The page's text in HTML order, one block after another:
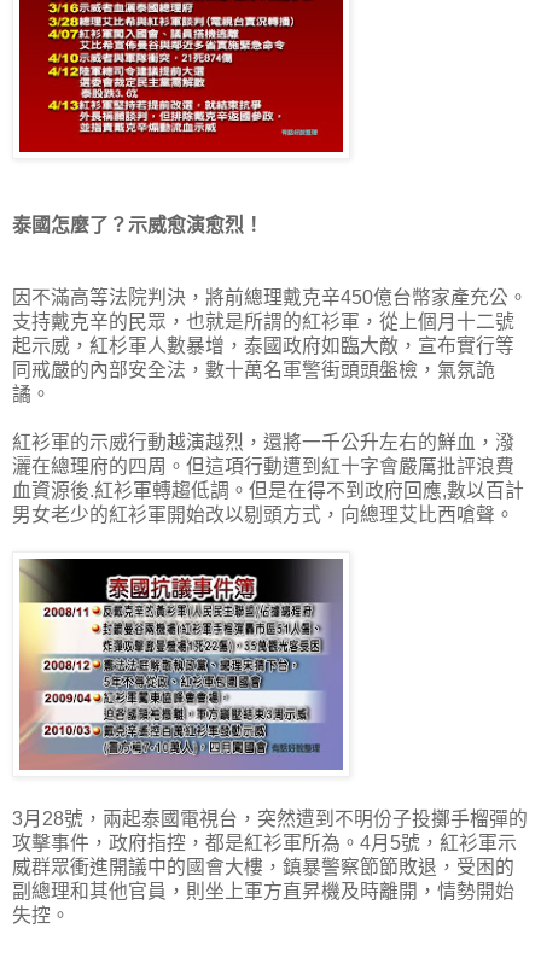
泰國怎麼了？示威愈演愈烈！
因不滿高等法院判決，將前總理戴克辛450億台幣家產充公。
支持戴克辛的民眾，也就是所謂的紅衫軍，從上個月十二號
起示威，紅杉軍人數暴增，泰國政府如臨大敵，宣布實行等
同戒嚴的內部安全法，數十萬名軍警街頭頭盤檢，氣氛詭
譎。
紅衫軍的示威行動越演越烈，還將一千公升左右的鮮血，潑
灑在總理府的四周。但這項行動遭到紅十字會嚴厲批評浪費
血資源後.紅衫軍轉趨低調。但是在得不到政府回應,數以百計
男女老少的紅衫軍開始改以剔頭方式，向總理艾比西嗆聲。
3月28號，兩起泰國電視台，突然遭到不明份子投擲手榴彈的
攻擊事件，政府指控，都是紅衫軍所為。4月5號，紅衫軍示
威群眾衝進開議中的國會大樓，鎮暴警察節節敗退，受困的
副總理和其他官員，則坐上軍方直昇機及時離開，情勢開始
失控。